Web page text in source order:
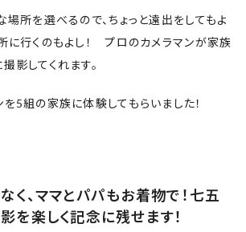
場所を選べるので、ちょっと遠出をしてもよ
に行くのもよし！ プロのカメラマンが家族
影してくれます。
5組の家族に体験してもらいました！
く、ママとパパもお着物で！七五
を楽しく記念に残せます！